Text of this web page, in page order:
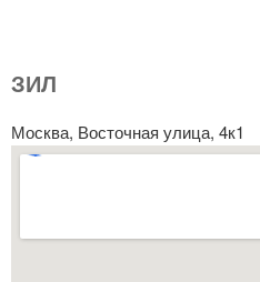
ЗИЛ
Москва, Восточная улица, 4к1